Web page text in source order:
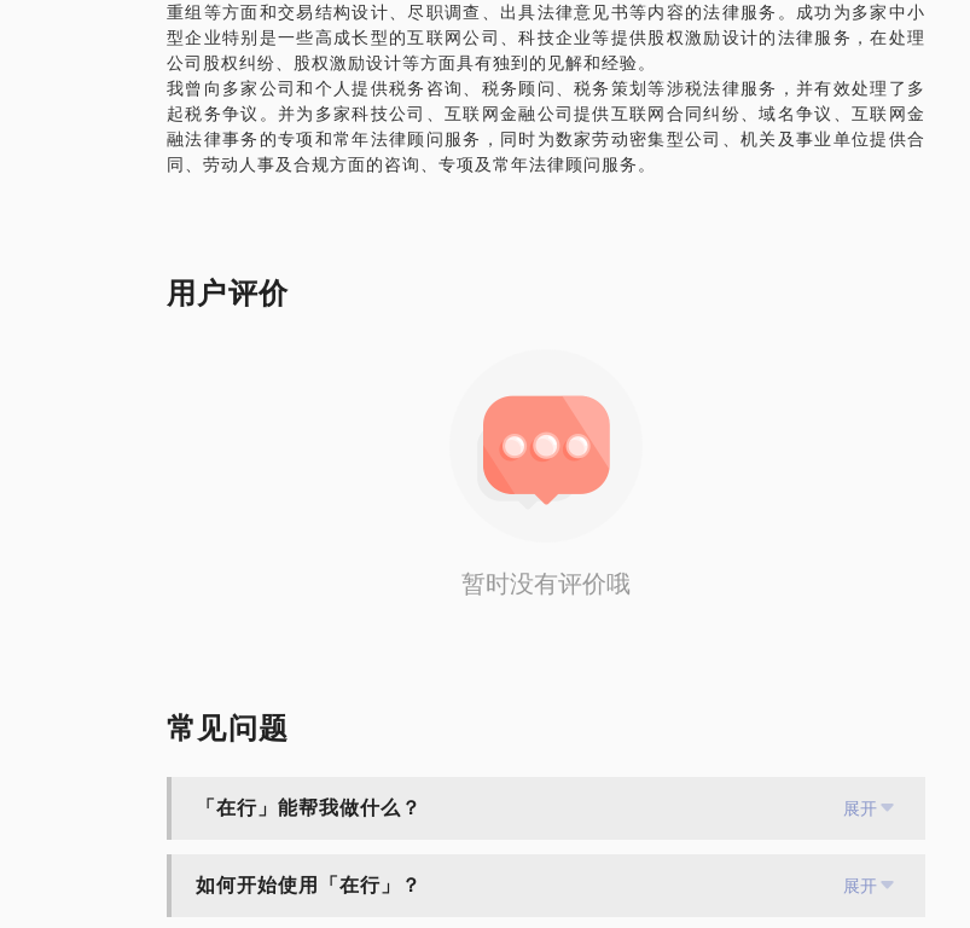
重组等方面和交易结构设计、尽职调查、出具法律意见书等内容的法律服务。成功为多家中小
型企业特别是一些高成长型的互联网公司、科技企业等提供股权激励设计的法律服务，在处理
公司股权纠纷、股权激励设计等方面具有独到的见解和经验。
我曾向多家公司和个人提供税务咨询、税务顾问、税务策划等涉税法律服务，并有效处理了多
起税务争议。并为多家科技公司、互联网金融公司提供互联网合同纠纷、域名争议、互联网金
融法律事务的专项和常年法律顾问服务，同时为数家劳动密集型公司、机关及事业单位提供合
同、劳动人事及合规方面的咨询、专项及常年法律顾问服务。
用户评价
暂时没有评价哦
常见问题
「在行」能帮我做什么？ 展开
如何开始使用「在行」？ 展开